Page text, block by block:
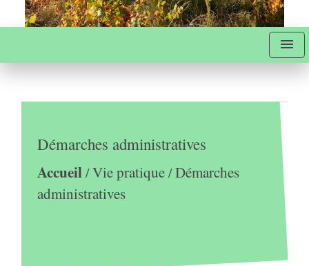
menu
Démarches administratives
Accueil/Vie pratique/Démarches
administratives